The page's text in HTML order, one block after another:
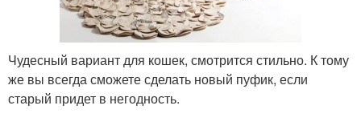
Чудесный вариант для кошек, смотрится стильно. К тому
же вы всегда сможете сделать новый пуфик, если
старый придет в негодность.